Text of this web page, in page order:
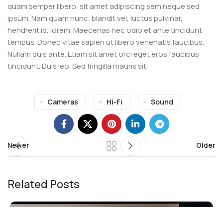
quam semper libero, sit amet adipiscing sem neque sed
ipsum. Nam quam nunc, blandit vel, luctus pulvinar,
hendrerit id, lorem. Maecenas nec odio et ante tincidunt
tempus. Donec vitae sapien ut libero venenatis faucibus.
Nullam quis ante. Etiam sit amet orci eget eros faucibus
tincidunt. Duis leo. Sed fringilla mauris sit
Cameras Hi-Fi Sound
Newer Older
Related Posts